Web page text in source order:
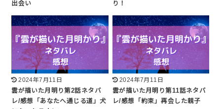
出会い
り！
2024年7月11日
雲が描いた月明り第2話ネタバ
レ/感想「あなたへ通じる道」犬
2024年7月11日
雲が描いた月明り第11話ネタバ
レ/感想「約束」再会した親子